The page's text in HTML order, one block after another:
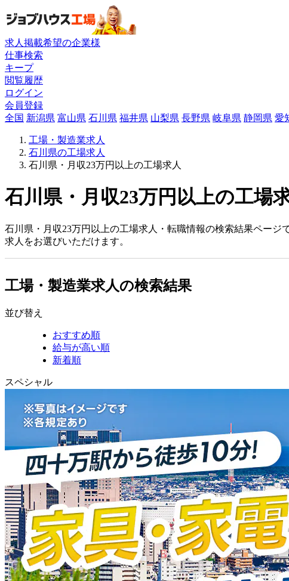
求人掲載希望の企業様
仕事検索
キープ
閲覧履歴
ログイン
会員登録
全国 新潟県 富山県 石川県 福井県 山梨県 長野県 岐阜県 静岡県 愛
工場・製造業求人
石川県の工場求人
石川県・月収23万円以上の工場求人
石川県・月収23万円以上の工場
石川県・月収23万円以上の工場求人・転職情報の検索結果ペー
求人をお選びいただけます。
工場・製造業求人の検索結果
並び替え
おすすめ順
給与が高い順
新着順
スペシャル